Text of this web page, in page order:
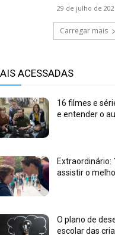
29 de julho de
Carregar mais
ACESSADAS
16 filmes e
e entender o
Extraordinário:
assistir o
O plano de
escolar das